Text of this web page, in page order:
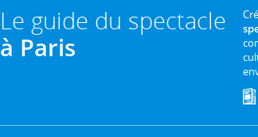
Le guide du spectacle
à Paris